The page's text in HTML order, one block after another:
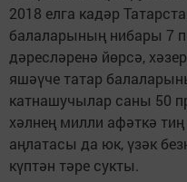
2018 елга кадәр
балаларының нибары 7
дәресләренә йөрсә,
яшәүче татар
катнашучылар саны 50
хәлнең милли афәткә
аңлатасы да юк, үзәк
күптән тәре сукты.